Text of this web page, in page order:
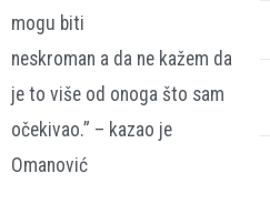
mogu biti
neskroman a da ne kažem da
je to više od onoga što sam
očekivao.” – kazao je
Omanović